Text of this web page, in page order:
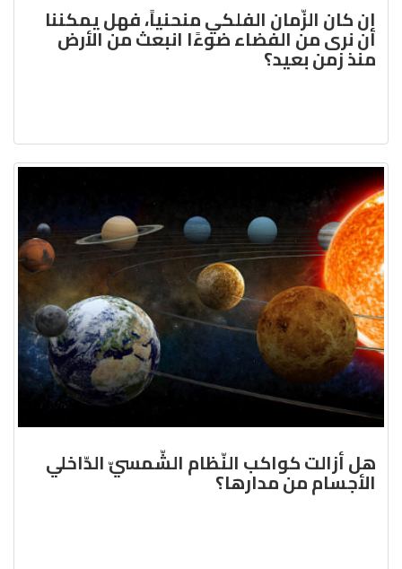
إن كان الزّمان الفلكي منحنياً، فهل يمكننا
أن نرى من الفضاء ضوءًا انبعث من الأرض
منذ زمن بعيد؟
هل أزالت كواكب النّظام الشّمسيّ الدّاخلي
الأجسام من مدارها؟